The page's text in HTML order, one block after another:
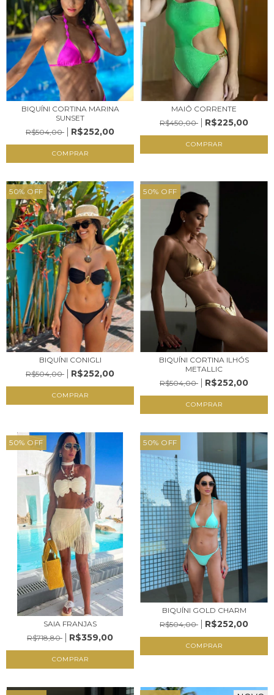
BIQUÍNI CORTINA MARINA
SUNSET
R$504,00
R$252,00
COMPRAR
MAIÔ CORRENTE
R$450,00
R$225,00
COMPRAR
50% OFF
BIQUÍNI CONIGLI
R$504,00
R$252,00
COMPRAR
50% OFF
BIQUÍNI CORTINA ILHÓS
METALLIC
R$504,00
R$252,00
COMPRAR
50% OFF
SAIA FRANJAS
R$718,80
R$359,00
COMPRAR
50% OFF
BIQUÍNI GOLD CHARM
R$504,00
R$252,00
COMPRAR